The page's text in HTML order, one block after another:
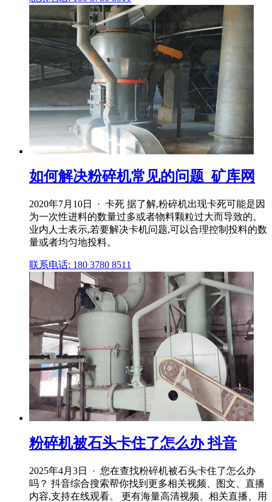
如何解决粉碎机常见的问题_矿库网
2020年7月10日 · 卡死 据了解,粉碎机出现卡死可能是因
为一次性进料的数量过多或者物料颗粒过大而导致的。
业内人士表示,若要解决卡机问题,可以合理控制投料的数
量或者均匀地投料。
联系电话: 180 3780 8511
粉碎机被石头卡住了怎么办 抖音
2025年4月3日 · 您在查找粉碎机被石头卡住了怎么办
吗？ 抖音综合搜索帮你找到更多相关视频、图文、直播
内容,支持在线观看。 更有海量高清视频、相关直播、用